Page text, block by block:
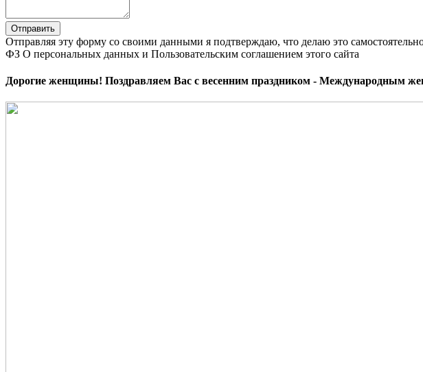
Отправляя эту форму со своими данными я подтверждаю, что делаю это
ФЗ О персональных данных и Пользовательским соглашением этого сайта
Дорогие женщины! Поздравляем Вас с весенним праздником - Международным